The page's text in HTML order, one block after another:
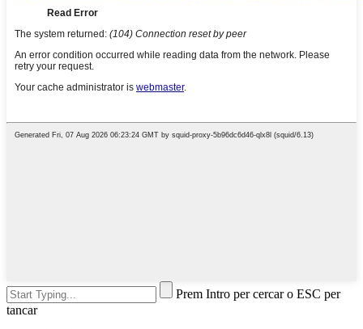
Prem Intro per cercar o ESC per
tancar